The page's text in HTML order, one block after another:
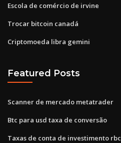
Escola de comércio de irvine
Trocar bitcoin canadá
Criptomoeda libra gemini
Featured Posts
Scanner de mercado metatrader
Btc para usd taxa de conversão
Taxas de conta de investimento rbc